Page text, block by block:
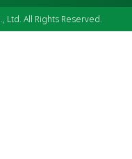
All Rights Reserved.